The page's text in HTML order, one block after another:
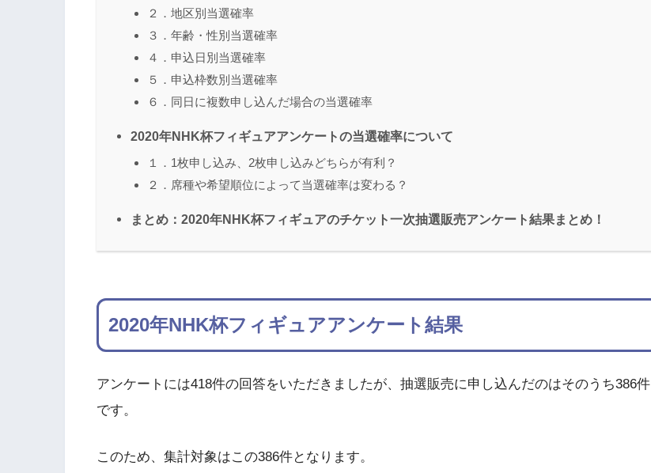
２．地区別当選確率
３．年齢・性別当選確率
４．申込日別当選確率
５．申込枠数別当選確率
６．同日に複数申し込んだ場合の当選確率
2020年NHK杯フィギュアアンケートの当選確率について
１．1枚申し込み、2枚申し込みどちらが有利？
２．席種や希望順位によって当選確率は変わる？
まとめ：2020年NHK杯フィギュアのチケット一次抽選販売アンケート結果まとめ！
2020年NHK杯フィギュアアンケート結果
アンケートには418件の回答をいただきましたが、抽選販売に申し込んだのはそのうち386件
です。
このため、集計対象はこの386件となります。